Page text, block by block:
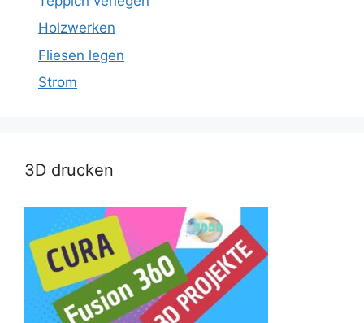
Holzwerken
Fliesen legen
Strom
3D drucken